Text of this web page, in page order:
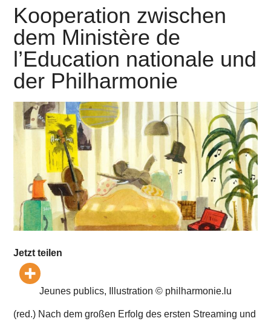
Kooperation zwischen
dem Ministère de
l’Education nationale und
der Philharmonie
Jetzt teilen
Jeunes publics, Illustration © philharmonie.lu
(red.) Nach dem großen Erfolg des ersten Streaming und